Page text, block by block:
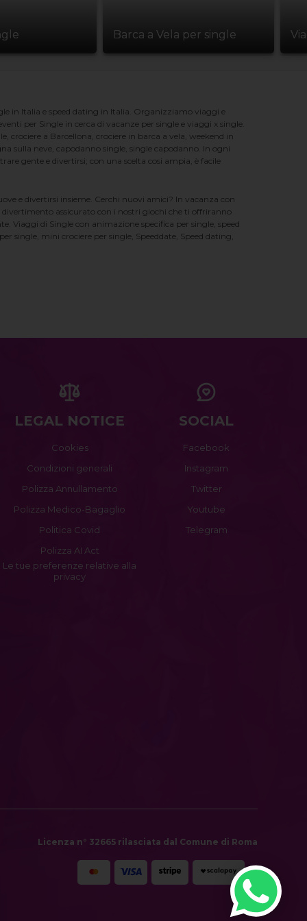
Barca a Vela per single
in Italia e speed dating in Italia. Organizziamo viaggi e
per Single in cerca di vacanze per single e viaggi x single.
crociere a Barcellona, crociere in barca a vela, weekend in
sulla neve, capodanno single, single capodanno. In ogni
gente e divertirsi; con una scelta cosi ampia, è facile
e divertirsi insieme. Cerchi nuovi amici? In vacanza con
assicurato con i nostri giochi che ti offriranno
Viaggi di Single con animazione specifica per single, speed
single, mini crociere per single, Speeddate, Speed dating,
LEGAL NOTICE
Cookies
Condizioni generali
Polizza Annullamento
Polizza Medico-Bagaglio
Politica Covid
Polizza AI Act
Le tue preferenze relative alla
privacy
SOCIAL
Facebook
Instagram
Twitter
Youtube
Telegram
Licenza n° 32665 rilasciata dal Comune di Roma